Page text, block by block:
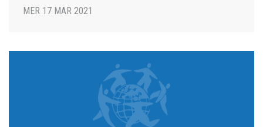
MER 17 MAR 2021